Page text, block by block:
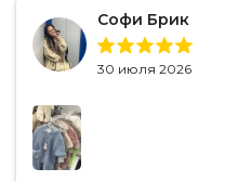
Софи Брик
30 июля 2026